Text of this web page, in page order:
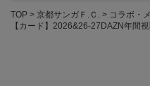
TOP 京都サンガＦ.Ｃ. コラボ・
【カード】2026&26-27DAZN年間